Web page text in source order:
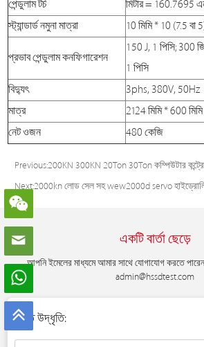
পেন্ডুলাম টর্চ
মিটার = 160.7695
স্ট্যান্ডার্ড নমুনা মাত্রা
10 মিমি * 10 (7.5 বা
প্রভাব পেন্ডুলাম কনফিগারেশন
150 J, 1 পিসি; 300
1 পিসি
বিদ্যুৎ
3phs, 380V, 50Hz
মাত্র
2124 মিমি * 600
নেট ওজন
480 কেজি
Previous:200KN 300KN 20Ton 30Ton কম্পিউটার কন্ট্রোল
Next:2000kn লোড সেল সহ wew2000d servo হাইড্রোলিক
একটি বার্তা ছেড়ে
আপনি ইমেলের মাধ্যমে আমার সাথে যোগাযোগ করতে
admin@hssdtest.com
দ্রুত উদ্ধৃতি: